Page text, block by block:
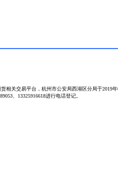
关交易平台，杭州市公安局西湖区分局于
、13325916618进行电话登记。